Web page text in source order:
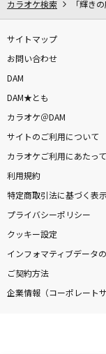
カラオケ検索 「輝き
サイトマップ
お問い合わせ
DAM
DAM★とも
カラオケ＠DAM
サイトのご利用について
カラオケご利用にあたっ
利用規約
特定商取引法に基づく表
プライバシーポリシー
クッキー設定
インフォマティブデータ
ご契約方法
企業情報（コーポレートサ